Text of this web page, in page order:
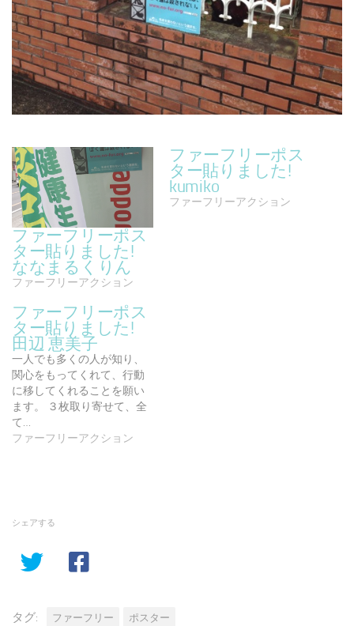
ファーフリーポス
ター貼りました!
ななまるくりん
ファーフリーアクション
ファーフリーポス
ター貼りました!
kumiko
ファーフリーアクション
ファーフリーポス
ター貼りました!
田辺 恵美子
一人でも多くの人が知り、
関心をもってくれて、行動
に移してくれることを願い
ます。 ３枚取り寄せて、全
て…
ファーフリーアクション
シェアする
タグ: ファーフリー ポスター